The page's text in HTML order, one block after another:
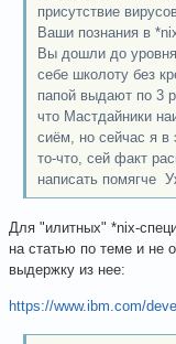
присутствие
Ваши познания в
Вы дошли до
себе школоту без
папой выдают по 3
что Мастдайники
сиём, но сейчас я
то-что, сей факт
написать помягче
Для "илитных" *nix-
на статью по теме и не
выдержку из нее:
https://www.ibm.com/